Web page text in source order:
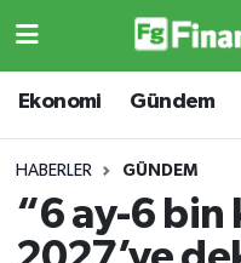
Ekonomi Gündem
HABERLER GÜNDEM
“6 ay-6 bin
Ekonomi
Borsa
Ekonomi
Borsa